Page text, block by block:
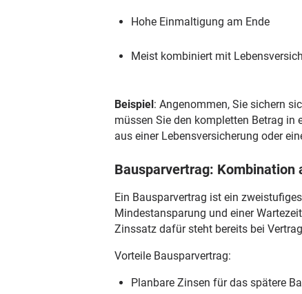
Hohe Einmaltigung am Ende
Meist kombiniert mit
Beispiel: Angenommen, Sie sichern
müssen Sie den kompletten Betrag in
aus einer Lebensversicherung oder
Bausparvertrag: Kombination
Ein Bausparvertrag ist ein
Mindestansparung und einer
Zinssatz dafür steht bereits bei
Vorteile Bausparvertrag:
Planbare Zinsen für das spätere